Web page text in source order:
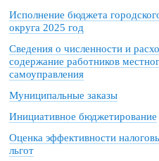
Исполнение бюджета
округа 2025 год
Сведения о численности и
содержание работников
самоуправления
Муниципальные заказы
Инициативное бюджетирование
Оценка эффективности
льгот